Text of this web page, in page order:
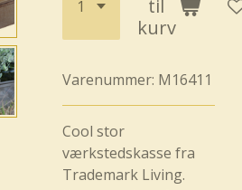
til
kurv
Varenummer: M16411
Cool stor
værkstedskasse fra
Trademark Living.